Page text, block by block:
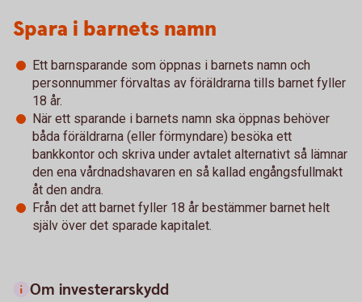
Spara i barnets namn
Ett barnsparande som öppnas i barnets namn och
personnummer förvaltas av föräldrarna tills barnet fyller
18 år.
När ett sparande i barnets namn ska öppnas behöver
båda föräldrarna (eller förmyndare) besöka ett
bankkontor och skriva under avtalet alternativt så lämnar
den ena vårdnadshavaren en så kallad engångsfullmakt
åt den andra.
Från det att barnet fyller 18 år bestämmer barnet helt
själv över det sparade kapitalet.
Om investerarskydd